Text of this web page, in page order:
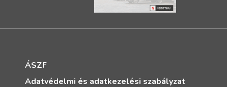
ÁSZF
Adatvédelmi és adatkezelési szabályzat